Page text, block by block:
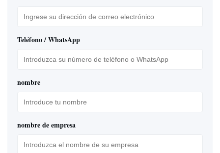
Teléfono / WhatsApp
nombre
nombre de empresa